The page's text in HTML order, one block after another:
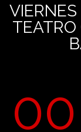
TEATRO
00